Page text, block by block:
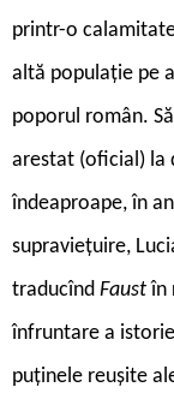
printr-o
altă populație pe
poporul român.
arestat (oficial) la
îndeaproape, în
supraviețuire,
traducînd Faustîn
înfruntare a
puținele reușite